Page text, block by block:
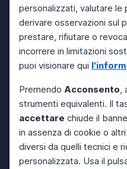
personalizzati, valutare le
derivare osservazioni sul
prestare, rifiutare o
incorrere in limitazioni
puoi visionare qui
Premendo Acconsento,
strumenti equivalenti. Il
accettare chiude il
in assenza di cookie o
diversi da quelli tecnici e
personalizzata. Usa il